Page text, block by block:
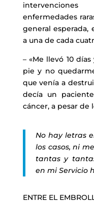
enfermedades
general esperada,
a una de cada
– «Me llevó 10
pie y no
que venía a
decía un
cáncer, a pesar de
No hay letras
los casos, ni
tantas y
en mi Servicio
ENTRE EL